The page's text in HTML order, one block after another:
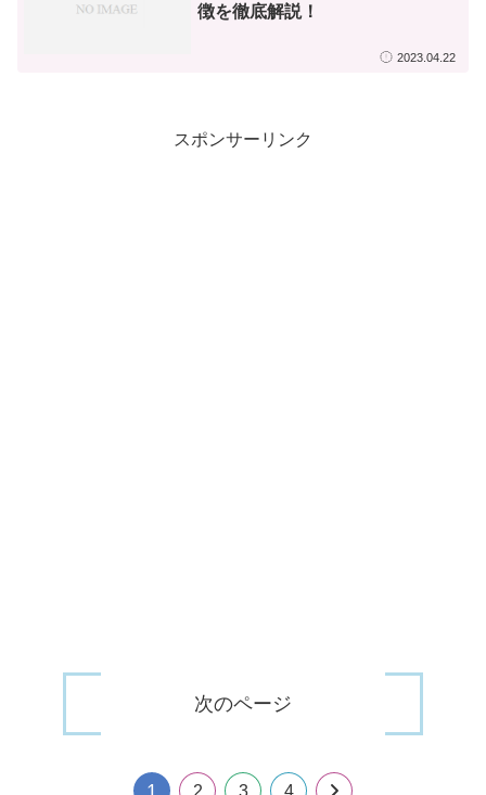
徴を徹底解説！
2023.04.22
スポンサーリンク
次のページ
1 2 3 4 次